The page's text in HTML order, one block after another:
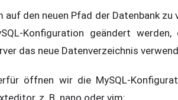
auf den neuen Pfad der Datenbank zu
Konfiguration geändert
das neue Datenverzeichnis
öffnen wir die MySQL-